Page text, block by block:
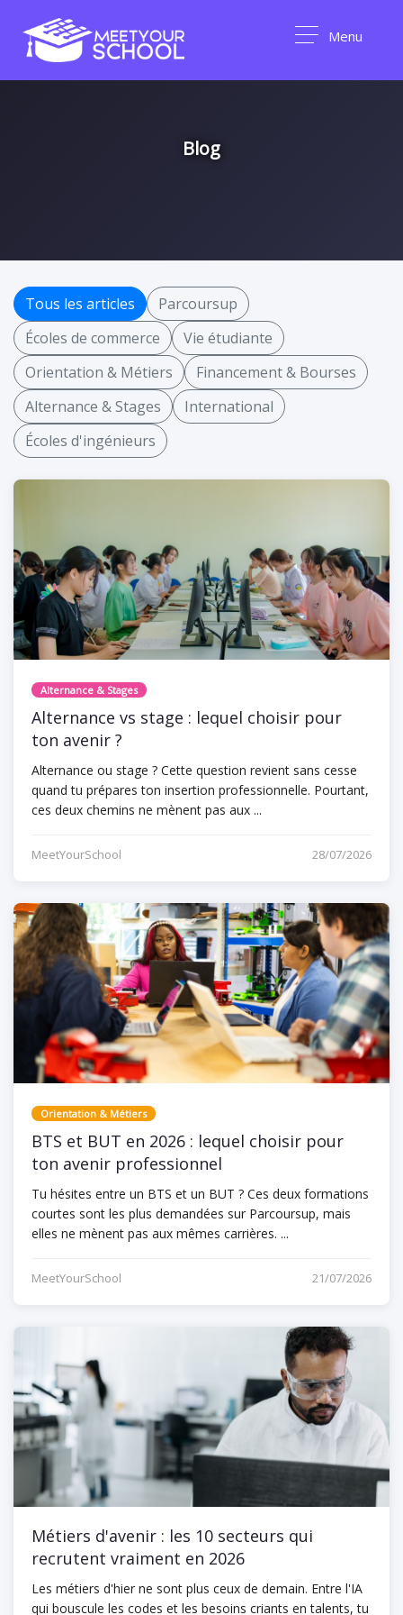
Menu
Blog
Tous les articles
Parcoursup
Écoles de commerce
Vie étudiante
Orientation & Métiers
Financement & Bourses
Alternance & Stages
International
Écoles d'ingénieurs
Alternance & Stages
Alternance vs stage : lequel choisir pour
ton avenir ?
Alternance ou stage ? Cette question revient sans cesse
quand tu prépares ton insertion professionnelle. Pourtant,
ces deux chemins ne mènent pas aux ...
MeetYourSchool 28/07/2026
Orientation & Métiers
BTS et BUT en 2026 : lequel choisir pour
ton avenir professionnel
Tu hésites entre un BTS et un BUT ? Ces deux formations
courtes sont les plus demandées sur Parcoursup, mais
elles ne mènent pas aux mêmes carrières. ...
MeetYourSchool 21/07/2026
Métiers d'avenir : les 10 secteurs qui
recrutent vraiment en 2026
Les métiers d'hier ne sont plus ceux de demain. Entre l'IA
qui bouscule les codes et les besoins criants en talents, tu